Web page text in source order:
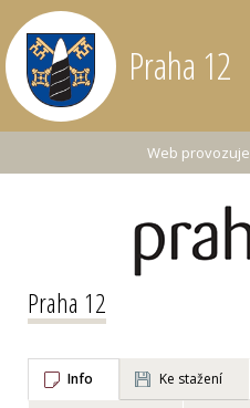
Praha 12
Web provozuje
Praha 12
Info Ke stažení